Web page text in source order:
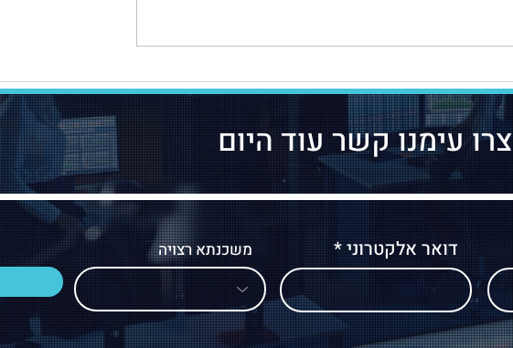
מתי נדרש נוֹטַרְיוֹן ברישום
מַשְׁכַּנְתָּא? מדריך מקיף
אישור עקרוני למשכנתא: כל
מה שצריך לדעת
צרו עימנו קשר עוד היום
משכנתא רצויה דואר אלקטרוני